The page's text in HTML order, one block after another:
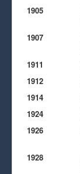
1905
1907
1911
1912
1914
1924
1926
1928